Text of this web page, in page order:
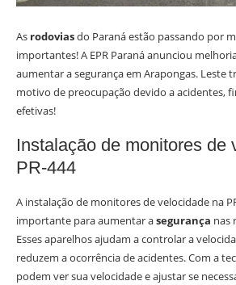
As rodoviasdo Paraná estão passando por
importantes! A EPR Paraná anunciou
aumentar a segurança em Arapongas. Leste
motivo de preocupação devido a acidentes,
efetivas!
Instalação de monitores de
PR-444
A instalação de monitores de velocidade na
importante para aumentar asegurança nas
Esses aparelhos ajudam a controlar a
reduzem a ocorrência de acidentes. Com a
podem ver sua velocidade e ajustar se